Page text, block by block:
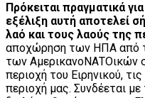
Πρόκειται πραγματικά
εξέλιξη αυτή αποτελεί
λαό και τους λαούς της
αποχώρηση των ΗΠΑ από
των ΑμερικανοΝΑΤΟικών
περιοχή του Ειρηνικού,
περιοχή μας. Συνδέεται